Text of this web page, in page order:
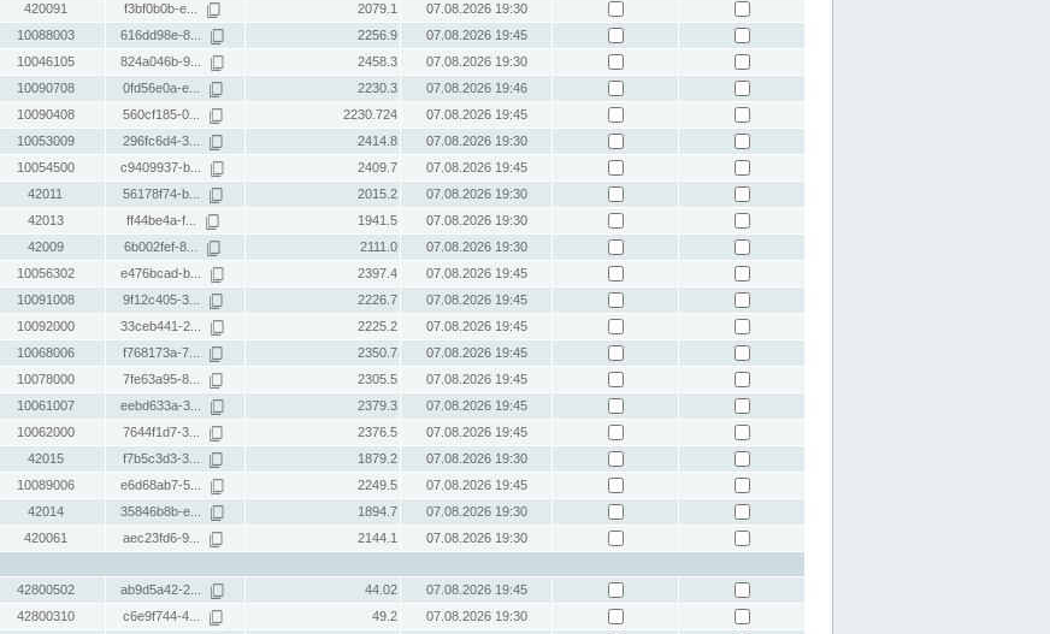
420091 f3bf0b0b-e... 2079.1
07.08.2026 19:30
10088003 616dd98e-8... 2256.9
07.08.2026 19:45
10046105 824a046b-9... 2458.3
07.08.2026 19:30
10090708 0fd56e0a-e... 2230.3
07.08.2026 19:46
10090408 560cf185-0... 2230.724
07.08.2026 19:45
10053009 296fc6d4-3... 2414.8
07.08.2026 19:30
10054500 c9409937-b... 2409.7
07.08.2026 19:45
42011 56178f74-b... 2015.2
07.08.2026 19:30
42013 ff44be4a-f... 1941.5
07.08.2026 19:30
42009 6b002fef-8... 2111.0
07.08.2026 19:30
10056302 e476bcad-b... 2397.4
07.08.2026 19:45
10091008 9f12c405-3... 2226.7
07.08.2026 19:45
10092000 33ceb441-2... 2225.2
07.08.2026 19:45
10068006 f768173a-7... 2350.7
07.08.2026 19:45
10078000 7fe63a95-8... 2305.5
07.08.2026 19:45
10061007 eebd633a-3... 2379.3
07.08.2026 19:45
10062000 7644f1d7-3... 2376.5
07.08.2026 19:45
42015 f7b5c3d3-3... 1879.2
07.08.2026 19:30
10089006 e6d68ab7-5... 2249.5
07.08.2026 19:45
42014 35846b8b-e... 1894.7
07.08.2026 19:30
420061 aec23fd6-9... 2144.1
07.08.2026 19:30
42800502 ab9d5a42-2... 44.02
07.08.2026 19:45
42800310 c6e9f744-4... 49.2
07.08.2026 19:30